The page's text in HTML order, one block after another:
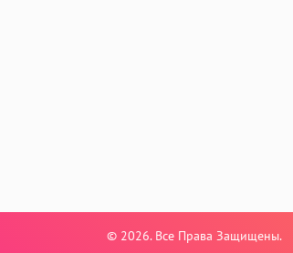
© 2026. Все Права Защищены.